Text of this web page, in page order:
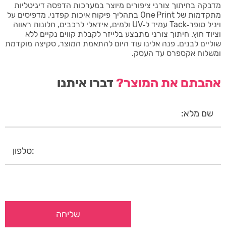
מדבקה בחיתוך צורני ציפורים מיוצר במערכות הדפסה דיגיטליות
מתקדמות של One Print בתהליך פיקוח איכות קפדני. מדפיסים על
ויניל סופר‑Tack עמיד ל‑UV ולמים, אידאלי לרכבים, חלונות ראווה
וציוד חוץ. חיתוך צורני מתבצע בלייזר לקבלת קווים נקיים ללא
שוליים לבנים. פנה אלינו עוד היום להתאמת המוצר, סקיצה מוקדמת
ומשלוח אקספרס עד העסק.
אהבתם את המוצר?דברו איתנו